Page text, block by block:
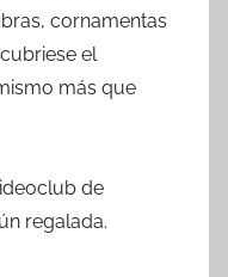
cornamentas
el
más que
de
regalada.